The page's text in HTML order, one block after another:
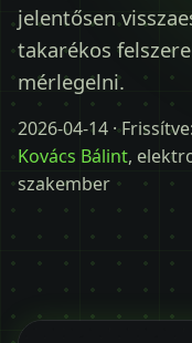
Blog
jelentősen
takarékos
mérlegelni.
2026-04-14 ·
Kovács Bálint,
szakember